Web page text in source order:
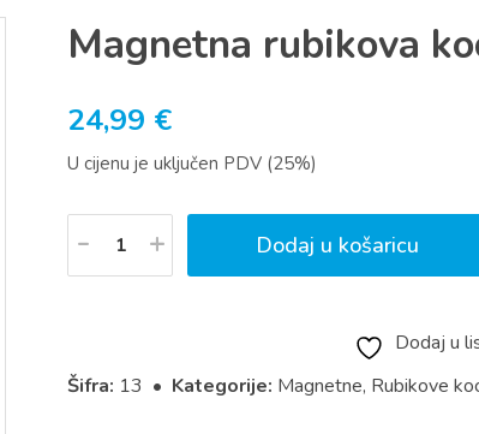
Magnetna rubikova
24,99 €
U cijenu je uključen PDV (25%)
Količina Dodaj u košaricu
Dodaj u
Šifra: 13 • Kategorije: Magnetne, Rubikove